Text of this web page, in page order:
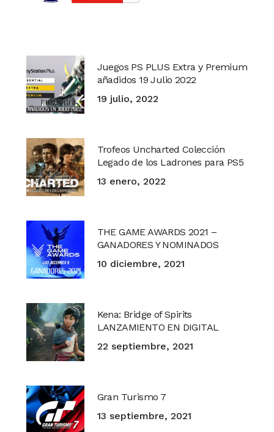
Juegos PS PLUS Extra y Premium
añadidos 19 Julio 2022
19 julio, 2022
Trofeos Uncharted Colección
Legado de los Ladrones para PS5
13 enero, 2022
THE GAME AWARDS 2021 –
GANADORES Y NOMINADOS
10 diciembre, 2021
Kena: Bridge of Spirits
LANZAMIENTO EN DIGITAL
22 septiembre, 2021
Gran Turismo 7
13 septiembre, 2021